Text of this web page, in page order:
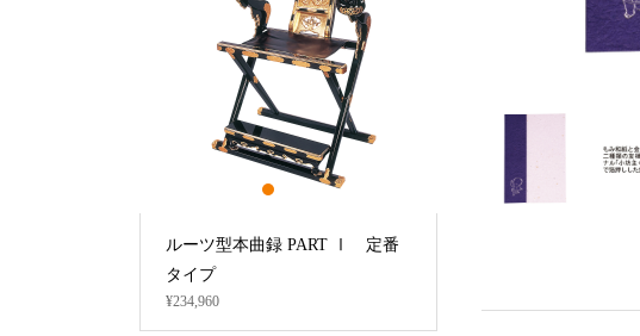
本曲録 PART Ⅰ 定番 一人用軽量机 (黒乾漆 / R-42)
1